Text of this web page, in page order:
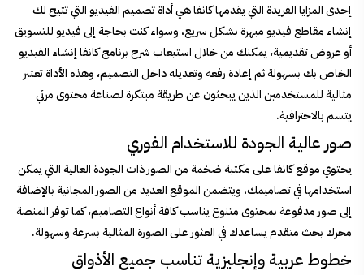
إحدى المزايا الفريدة التي يقدمها كانفا هي أداة تصميم الفيديو التي تتيح لك
إنشاء مقاطع فيديو مبهرة بشكل سريع، وسواء كنت بحاجة إلى فيديو للتسويق
أو عروض تقديمية، يمكنك من خلال استيعاب شرح برنامج كانفا إنشاء الفيديو
الخاص بك بسهولة ثم إعادة رفعه وتعديله داخل التصميم، وهذه الأداة تعتبر
مثالية للمستخدمين الذين يبحثون عن طريقة مبتكرة لصناعة محتوى مرئي
يتسم بالاحترافية.
صور عالية الجودة للاستخدام الفوري
يحتوي موقع كانفا على مكتبة ضخمة من الصور ذات الجودة العالية التي يمكن
استخدامها في تصاميمك، ويتضمن الموقع العديد من الصور المجانية بالإضافة
إلى صور مدفوعة بمحتوى متنوع يناسب كافة أنواع التصاميم، كما توفر المنصة
محرك بحث متقدم يساعدك في العثور على الصورة المثالية بسرعة وسهولة.
خطوط عربية وإنجليزية تناسب جميع الأذواق